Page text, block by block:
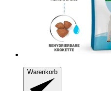
Warenkorb